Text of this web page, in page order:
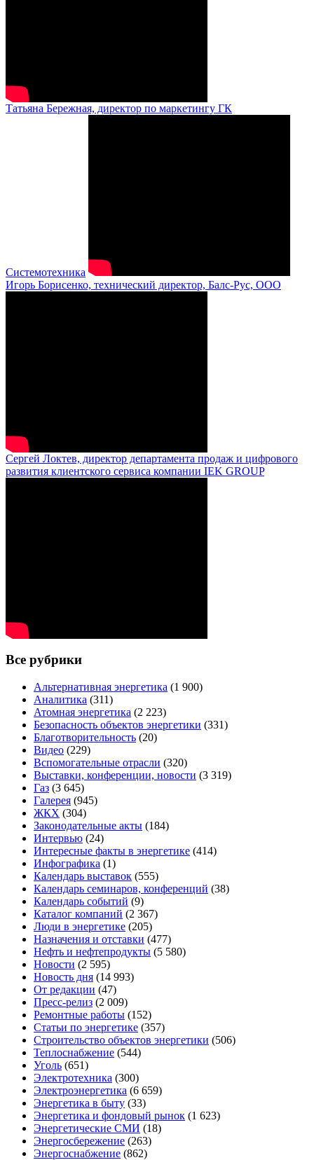
Татьяна Бережная, директор по маркетингу ГК
Системотехника
Игорь Борисенко, технический директор, Балс-Рус, ООО
Сергей Локтев, директор департамента продаж и цифрового
развития клиентского сервиса компании IEK GROUP
Все рубрики
Альтернативная энергетика (1 900)
Аналитика (311)
Атомная энергетика (2 223)
Безопасность объектов энергетики (331)
Благотворительность (20)
Видео (229)
Вспомогательные отрасли (320)
Выставки, конференции, новости (3 319)
Газ (3 645)
Галерея (945)
ЖКХ (304)
Законодательные акты (184)
Интервью (24)
Интересные факты в энергетике (414)
Инфографика (1)
Календарь выставок (555)
Календарь семинаров, конференций (38)
Календарь событий (9)
Каталог компаний (2 367)
Люди в энергетике (205)
Назначения и отставки (477)
Нефть и нефтепродукты (5 580)
Новости (2 595)
Новость дня (14 993)
От редакции (47)
Пресс-релиз (2 009)
Ремонтные работы (152)
Статьи по энергетике (357)
Строительство объектов энергетики (506)
Теплоснабжение (544)
Уголь (651)
Электротехника (300)
Электроэнергетика (6 659)
Энергетика в быту (33)
Энергетика и фондовый рынок (1 623)
Энергетические СМИ (18)
Энергосбережение (263)
Энергоснабжение (862)